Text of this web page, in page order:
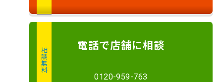
相談無料
電話で店舗に相談
0120-959-763